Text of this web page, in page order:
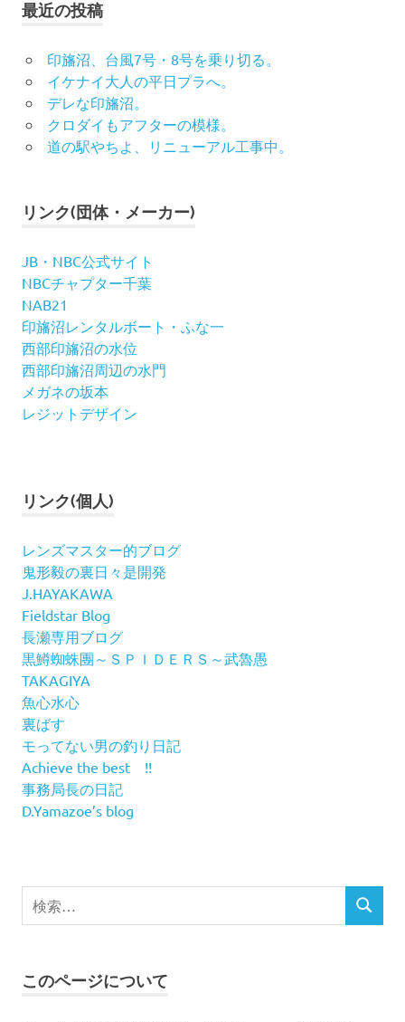
最近の投稿
印旛沼、台風7号・8号を乗り切る。
イケナイ大人の平日プラへ。
デレな印旛沼。
クロダイもアフターの模様。
道の駅やちよ、リニューアル工事中。
リンク(団体・メーカー)
JB・NBC公式サイト
NBCチャプター千葉
NAB21
印旛沼レンタルボート・ふな一
西部印旛沼の水位
西部印旛沼周辺の水門
メガネの坂本
レジットデザイン
リンク(個人)
レンズマスター的ブログ
鬼形毅の裏日々是開発
J.HAYAKAWA
Fieldstar Blog
長瀬専用ブログ
黒鱒蜘蛛團～ＳＰＩＤＥＲＳ～武魯愚
TAKAGIYA
魚心水心
裏ばす
モってない男の釣り日記
Achieve the best !!
事務局長の日記
D.Yamazoe’s blog
検
索
検
このページについて